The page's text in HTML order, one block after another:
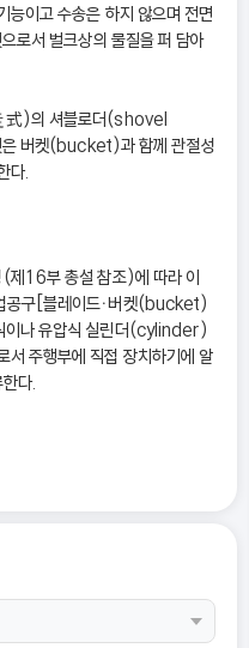
이고 수송은 하지 않으며 전면
서 벌크상의 물질을 퍼 담아
式)의 셔블로더(shovel
버켓(bucket)과 함께 관절성
다.
제16부 총설 참조)에 따라 이
공구[블레이드ㆍ버켓(bucket)
나 유압식 실린더(cylinder)
서 주행부에 직접 장치하기에 알
다.